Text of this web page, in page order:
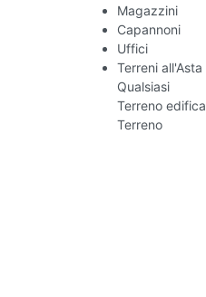
Magazzini
Capannoni
Uffici
Terreni all'Asta
Qualsiasi
Terreno
Terreno